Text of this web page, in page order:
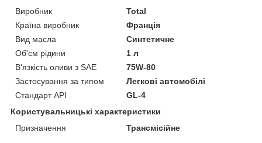
Виробник
Total
Країна виробник
Франція
Вид масла
Синтетичне
Об'єм рідини
1 л
В'язкість оливи з SAE
75W-80
Застосування за типом
Легкові автомобілі
Стандарт API
GL-4
Користувальницькі характеристики
Призначення
Трансмісійне